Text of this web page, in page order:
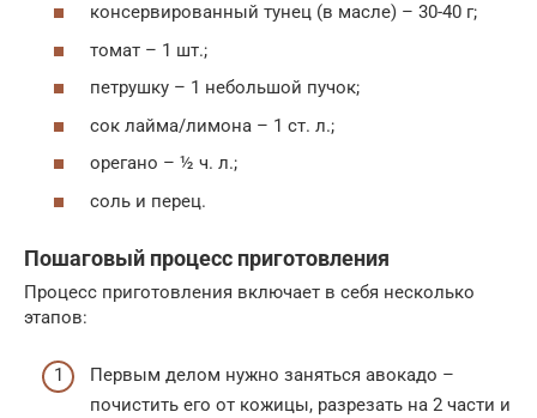
консервированный тунец (в масле) – 30-40 г;
томат – 1 шт.;
петрушку – 1 небольшой пучок;
сок лайма/лимона – 1 ст. л.;
орегано – ½ ч. л.;
соль и перец.
Пошаговый процесс приготовления
Процесс приготовления включает в себя несколько
этапов:
Первым делом нужно заняться авокадо –
почистить его от кожицы, разрезать на 2 части и